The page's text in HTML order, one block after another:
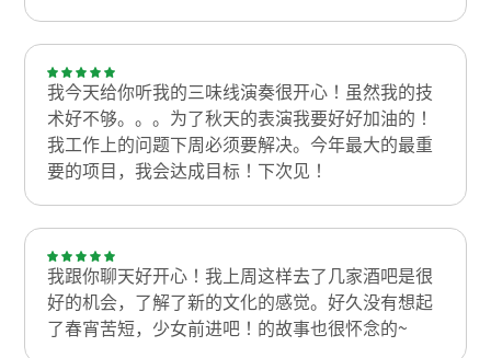
我今天给你听我的三味线演奏很开心！虽然我的技
术好不够。。。为了秋天的表演我要好好加油的！
我工作上的问题下周必须要解决。今年最大的最重
要的项目，我会达成目标！下次见！
我跟你聊天好开心！我上周这样去了几家酒吧是很
好的机会，了解了新的文化的感觉。好久没有想起
了春宵苦短，少女前进吧！的故事也很怀念的~